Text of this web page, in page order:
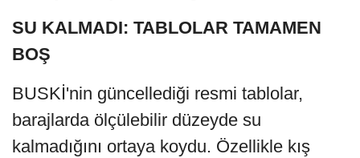
SU KALMADI: TABLOLAR TAMAMEN
BOŞ
BUSKİ'nin güncellediği resmi tablolar,
barajlarda ölçülebilir düzeyde su
kalmadığını ortaya koydu. Özellikle kış